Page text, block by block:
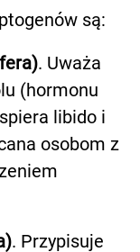
są:
. Uważa
(hormonu
libido i
osobom z
. Przypisuje